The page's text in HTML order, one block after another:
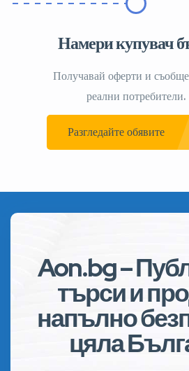
Намери купувач
Получавай оферти и
реални потребители.
Разгледайте обявите
Aon.bg –
търси и
напълно
цяла